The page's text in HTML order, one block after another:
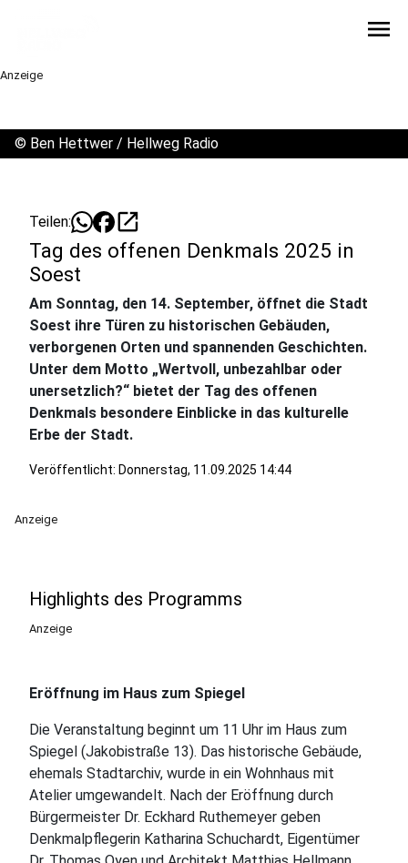
menu
Anzeige
© Ben Hettwer / Hellweg Radio
Teilen: open_in_new
Tag des offenen Denkmals 2025 in
Soest
Am Sonntag, den 14. September, öffnet die Stadt
Soest ihre Türen zu historischen Gebäuden,
verborgenen Orten und spannenden Geschichten.
Unter dem Motto „Wertvoll, unbezahlbar oder
unersetzlich?“ bietet der Tag des offenen
Denkmals besondere Einblicke in das kulturelle
Erbe der Stadt.
Veröffentlicht: Donnerstag, 11.09.2025 14:44
Anzeige
Highlights des Programms
Anzeige
Eröffnung im Haus zum Spiegel
Die Veranstaltung beginnt um 11 Uhr im Haus zum
Spiegel (Jakobistraße 13). Das historische Gebäude,
ehemals Stadtarchiv, wurde in ein Wohnhaus mit
Atelier umgewandelt. Nach der Eröffnung durch
Bürgermeister Dr. Eckhard Ruthemeyer geben
Denkmalpflegerin Katharina Schuchardt, Eigentümer